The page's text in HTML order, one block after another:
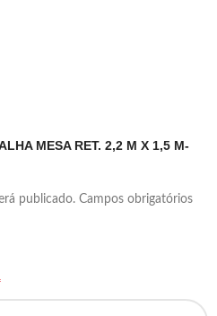
MESA RET. 2,2 M X 1,5 M-
publicado. Campos obrigatórios